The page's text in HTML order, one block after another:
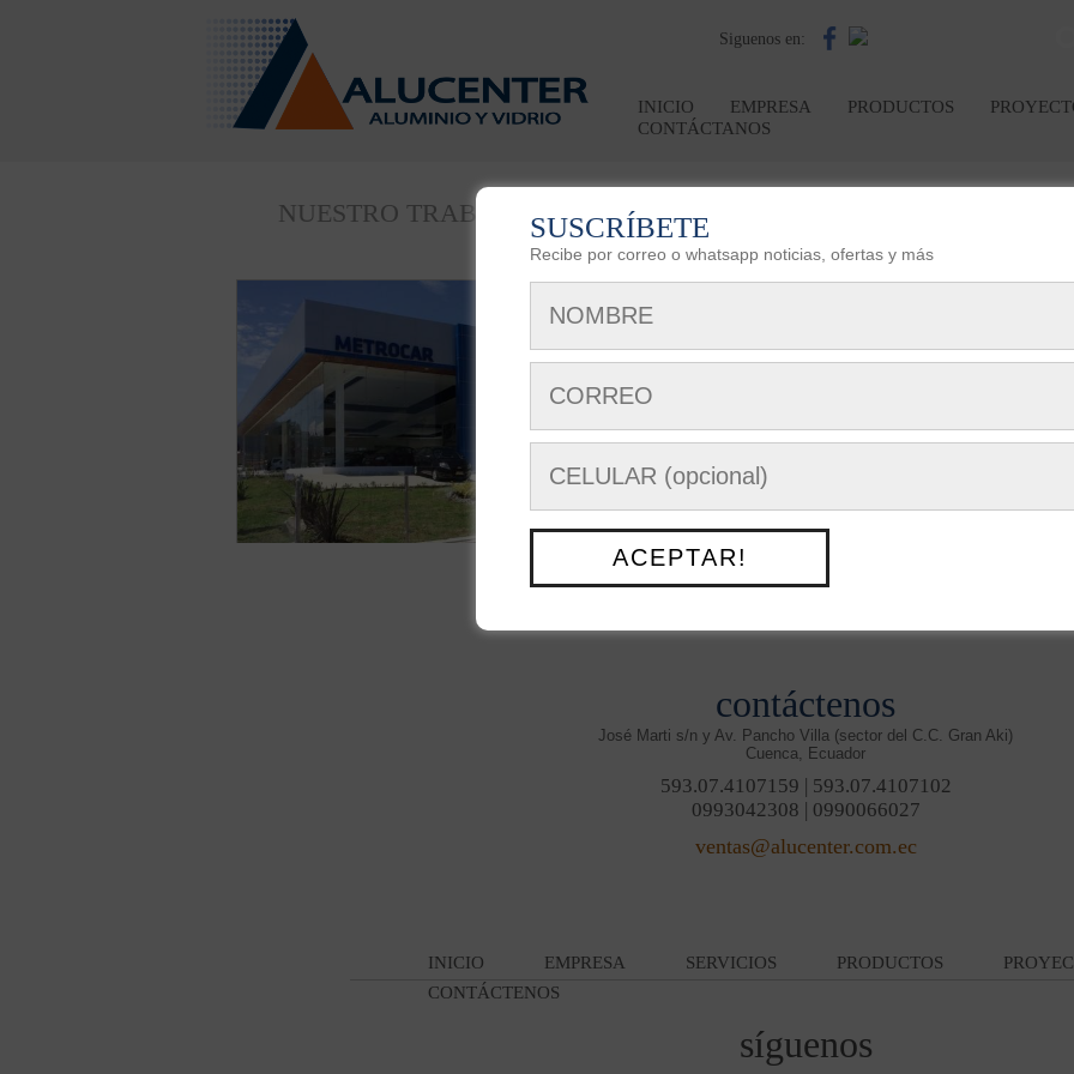
SUSCRÍBETE
Recibe por correo o whatsapp noticias, ofertas y más
ACEPTAR!
Siguenos en:
INICIO EMPRESA PRODUCTOS
CONTÁCTANOS
NUESTRO TRABAJO > METROCAR CUENCA
contáctenos
José Marti s/n y Av. Pancho Villa (sector del C.C. Gran Aki)
Cuenca, Ecuador
593.07.4107159 | 593.07.4107102
0993042308 | 0990066027
ventas@alucenter.com.ec
INICIO EMPRESA SERVICIOS PRODUCTOS
CONTÁCTENOS
síguenos